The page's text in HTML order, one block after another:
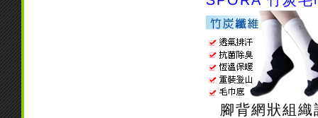
腳背網狀組